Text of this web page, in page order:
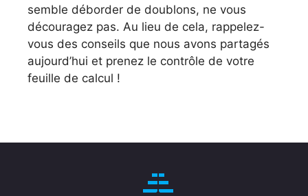
semble déborder de doublons, ne vous
découragez pas. Au lieu de cela, rappelez-
vous des conseils que nous avons partagés
aujourd’hui et prenez le contrôle de votre
feuille de calcul !